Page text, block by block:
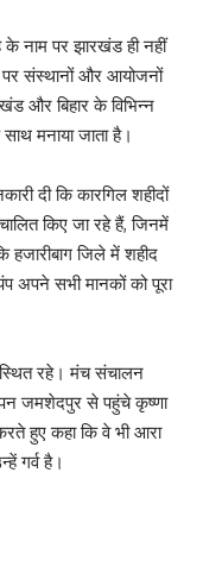
के नाम पर झारखंड ही नहीं
पर संस्थानों और आयोजनों
और बिहार के विभिन्न
मनाया जाता है।
दी कि कारगिल शहीदों
किए जा रहे हैं, जिनमें
जिले में शहीद
अपने सभी मानकों को पूरा
रहे। मंच संचालन
जमशेदपुर से पहुंचे कृष्णा
हुए कहा कि वे भी आरा
गर्व है।